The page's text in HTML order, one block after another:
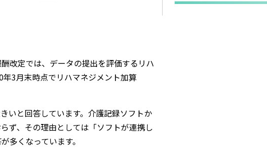
改定では、データの提出を評価するリハ
3月末時点でリハマネジメント加算
いと回答しています。介護記録ソフトか
ず、その理由としては「ソフトが連携し
多くなっています。